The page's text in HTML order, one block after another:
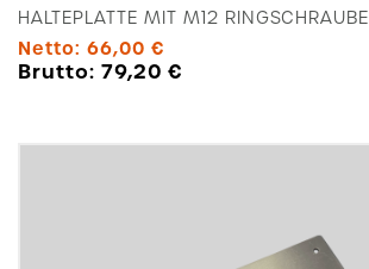
HALTEPLATTE MIT M12 RINGSCHRAUBE
Netto: 66,00 €
Brutto: 79,20€